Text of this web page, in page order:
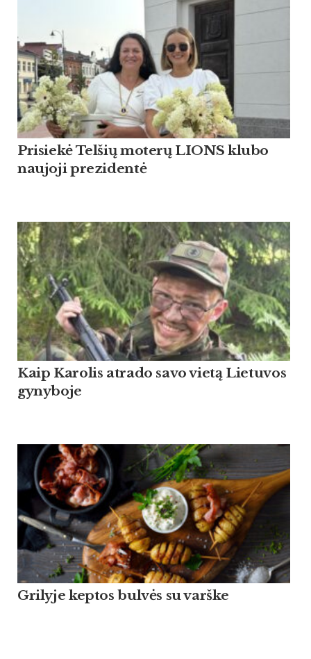
Pri­siekė Tel­šių mo­terų LIONS klu­bo
nau­jo­ji pre­zi­dentė
Kaip Ka­ro­lis at­ra­do sa­vo vietą Lie­tu­vos
gy­ny­bo­je
Grilyje keptos bulvės su varške